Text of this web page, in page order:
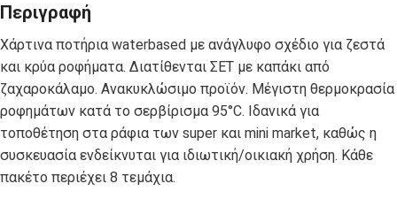
Περιγραφή
Χάρτινα ποτήρια waterbased με ανάγλυφο σχέδιο για ζεστά
και κρύα ροφήματα. Διατίθενται ΣΕΤ με καπάκι από
ζαχαροκάλαμο. Ανακυκλώσιμο προϊόν. Μέγιστη θερμοκρασία
ροφημάτων κατά το σερβίρισμα 95°C. Ιδανικά για
τοποθέτηση στα ράφια των super και mini market, καθώς η
συσκευασία ενδείκνυται για ιδιωτική/οικιακή χρήση. Κάθε
πακέτο περιέχει 8 τεμάχια.